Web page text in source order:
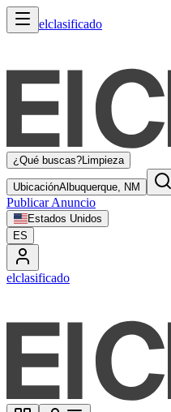
elclasificado
¿Qué buscas?Limpieza
UbicaciónAlbuquerque, NM
Publicar Anuncio
Estados Unidos
ES
elclasificado